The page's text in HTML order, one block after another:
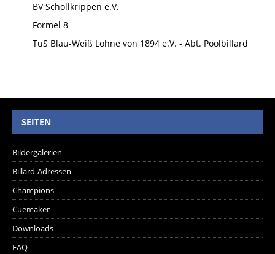
BV Schöllkrippen e.V.
Formel 8
TuS Blau-Weiß Lohne von 1894 e.V. - Abt. Poolbillard
SEITEN
Bildergalerien
Billard-Adressen
Champions
Cuemaker
Downloads
FAQ